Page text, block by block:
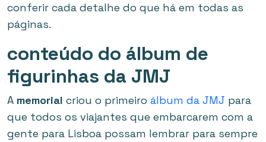
conferir cada detalhe do que há em todas as
páginas.
conteúdo do álbum de
figurinhas da JMJ
A memorial criou o primeiro álbum da JMJ para
que todos os viajantes que embarcarem com a
gente para Lisboa possam lembrar para sempre